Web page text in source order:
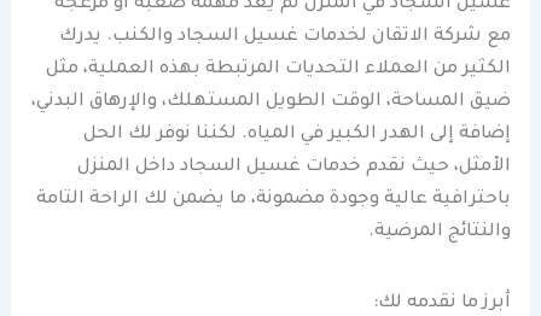
مع شركة الاتقان لخدمات غسيل السجاد والكنب. يدرك
الكثير من العملاء التحديات المرتبطة بهذه العملية، مثل
ضيق المساحة، الوقت الطويل المستهلك، والإرهاق البدني،
إضافة إلى الهدر الكبير في المياه. لكننا نوفر لك الحل
الأمثل، حيث نقدم خدمات غسيل السجاد داخل المنزل
باحترافية عالية وجودة مضمونة، ما يضمن لك الراحة التامة
والنتائج المرضية.
أبرز ما نقدمه لك: